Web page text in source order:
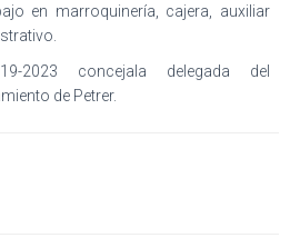
en marroquinería, cajera, auxiliar
2023 concejala delegada del
de Petrer.